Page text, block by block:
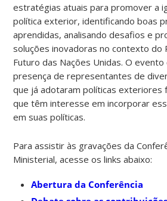
estratégias atuais para promover a
política exterior, identificando boas
aprendidas, analisando desafios e
soluções inovadoras no contexto do
Futuro das Nações Unidas. O evento
presença de representantes de
que já adotaram políticas exteriores
que têm interesse em incorporar
em suas políticas.
Para assistir às gravações da
Ministerial, acesse os links abaixo:
Abertura da Conferência